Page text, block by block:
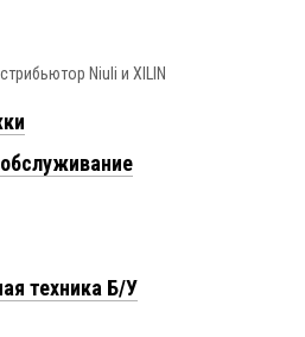
Niuli и XILIN
техника Б/У